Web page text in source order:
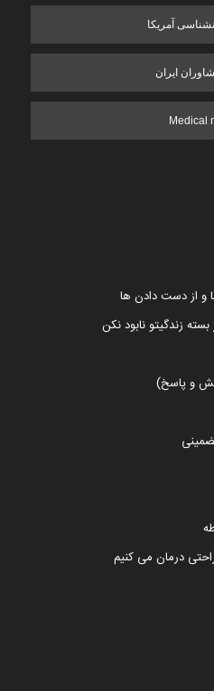
آمریکا
ایران
Medical
و از دست دادن ها
زندگیتو نابود نکن
و پاسخ)
درمان می کنیم